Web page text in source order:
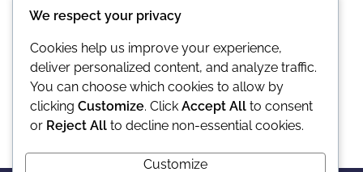
We respect your privacy
Cookies help us improve your experience,
deliver personalized content, and analyze traffic.
You can choose which cookies to allow by
clicking Customize. Click Accept All to consent
or Reject All to decline non-essential cookies.
Customize